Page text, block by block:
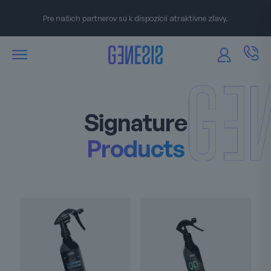
Pre našich partnerov sú k dispozícii atraktívne zľavy.
Signature
Products